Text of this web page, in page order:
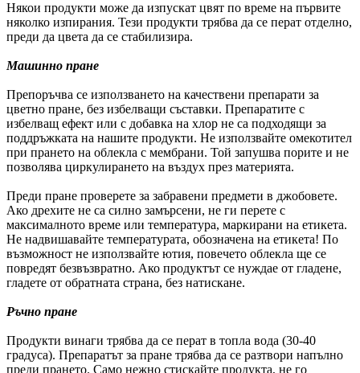
Някои продукти може да изпускат цвят по време на първите
няколко изпирания. Тези продукти трябва да се перат отделно,
преди да цвета да се стабилизира.
Машинно пране
Препоръчва се използването на качествени препарати за
цветно пране, без избелващи съставки. Препаратите с
избелващ ефект или с добавка на хлор не са подходящи за
поддръжката на нашите продукти. Не използвайте омекотител
при прането на облекла с мембрани. Той запушва порите и не
позволява циркулирането на въздух през материята.
Преди пране проверете за забравени предмети в джобовете.
Ако дрехите не са силно замърсени, не ги перете с
максималното време или температура, маркирани на етикета.
Не надвишавайте температурата, обозначена на етикета! По
възможност не използвайте ютия, повечето облекла ще се
повредят безвъзвратно. Ако продуктът се нуждае от гладене,
гладете от обратната страна, без натискане.
Ръчно пране
Продукти винаги трябва да се перат в топла вода (30-40
градуса). Препаратът за пране трябва да се разтвори напълно
преди прането. Само нежно стискайте продукта, не го